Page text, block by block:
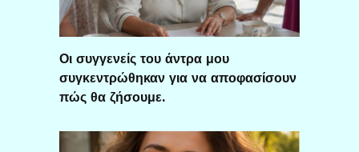
Οι συγγενείς του άντρα μου
συγκεντρώθηκαν για να αποφασίσουν
πώς θα ζήσουμε.